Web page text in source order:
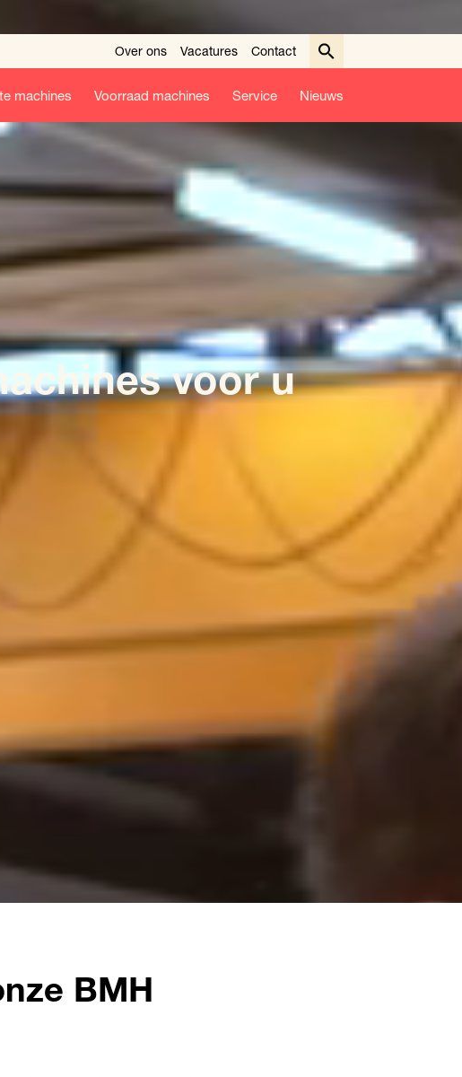
Over ons Vacatures Contact
machines Voorraad machines Service Nieuws
voor u
BMH